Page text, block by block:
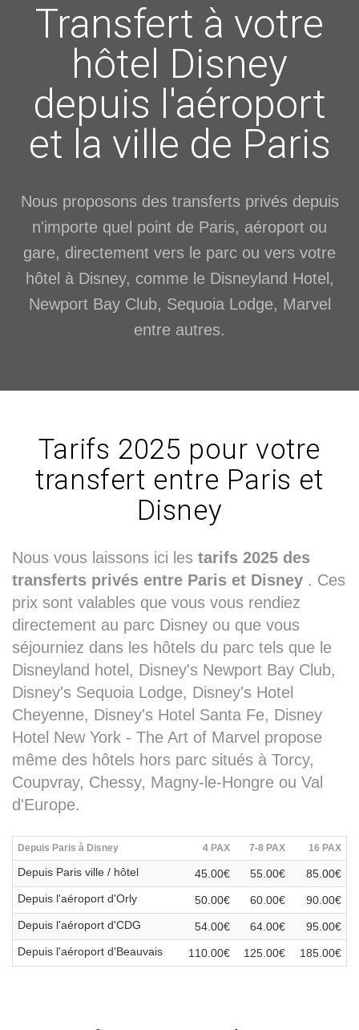
Transfert à votre
hôtel Disney
depuis l'aéroport
et la ville de Paris
Nous proposons des transferts privés depuis
n'importe quel point de Paris, aéroport ou
gare, directement vers le parc ou vers votre
hôtel à Disney, comme le Disneyland Hotel,
Newport Bay Club, Sequoia Lodge, Marvel
entre autres.
Tarifs 2025 pour votre
transfert entre Paris et
Disney
Nous vous laissons ici les tarifs 2025 des
transferts privés entre Paris et Disney . Ces
prix sont valables que vous vous rendiez
directement au parc Disney ou que vous
séjourniez dans les hôtels du parc tels que le
Disneyland hotel, Disney's Newport Bay Club,
Disney's Sequoia Lodge, Disney's Hotel
Cheyenne, Disney's Hotel Santa Fe, Disney
Hotel New York - The Art of Marvel propose
même des hôtels hors parc situés à Torcy,
Coupvray, Chessy, Magny-le-Hongre ou Val
d'Europe.
Depuis Paris à Disney 4 PAX 7-8 PAX 16 PAX
Depuis Paris ville / hôtel 45.00€ 55.00€
85.00€
Depuis l'aéroport d'Orly
50.00€ 60.00€
90.00€
Depuis l'aéroport d'CDG
54.00€ 64.00€
95.00€
Depuis l'aéroport d'Beauvais
110.00€ 125.00€ 185.00€